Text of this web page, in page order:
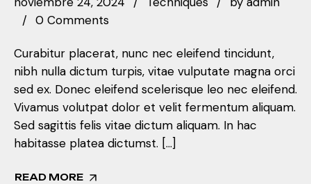
0 Comments
Curabitur placerat, nunc nec eleifend tincidunt,
nibh nulla dictum turpis, vitae vulputate magna orci
sed ex. Donec eleifend scelerisque leo nec eleifend.
Vivamus volutpat dolor et velit fermentum aliquam.
Sed sagittis felis vitae dictum aliquam. In hac
habitasse platea dictumst. […]
READ MORE